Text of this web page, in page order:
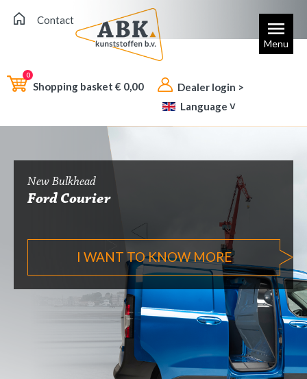
Menu
Contact
0
Shopping basket € 0,00
Dealer login >
Language ˅
New Bulkhead
Ford Courier
I WANT TO KNOW MORE